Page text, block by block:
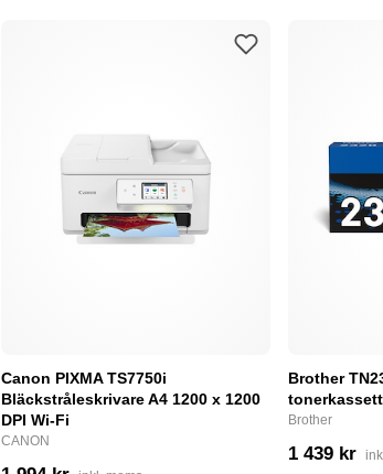
Canon PIXMA TS7750i
Bläckstråleskrivare A4 1200 x 1200
DPI Wi-Fi
CANON
Brother
tonerkassett
Brother
1 439 kr